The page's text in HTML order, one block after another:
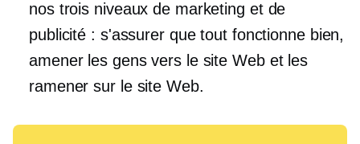
nos trois niveaux de marketing et de
publicité : s'assurer que tout fonctionne bien,
amener les gens vers le site Web et les
ramener sur le site Web.